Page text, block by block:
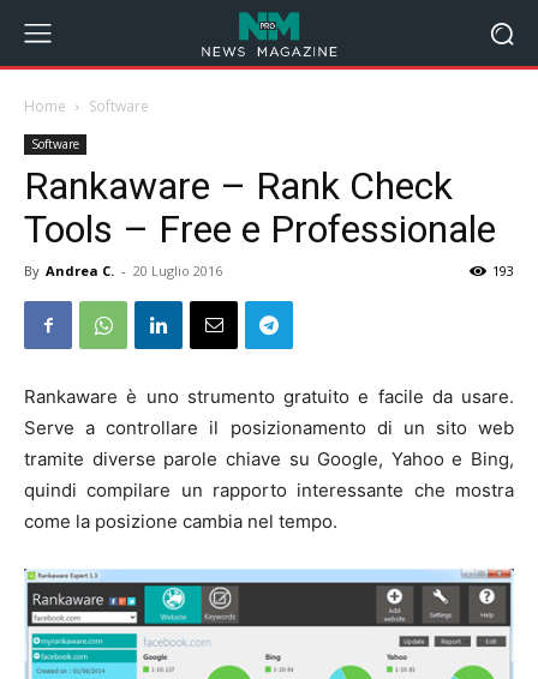
Home Software
Software
Rankaware – Rank Check
Tools – Free e Professionale
By Andrea C. - 20 Luglio 2016 193
Rankaware è uno strumento gratuito e facile da usare.
Serve a controllare il posizionamento di un sito web
tramite diverse parole chiave su Google, Yahoo e Bing,
quindi compilare un rapporto interessante che mostra
come la posizione cambia nel tempo.